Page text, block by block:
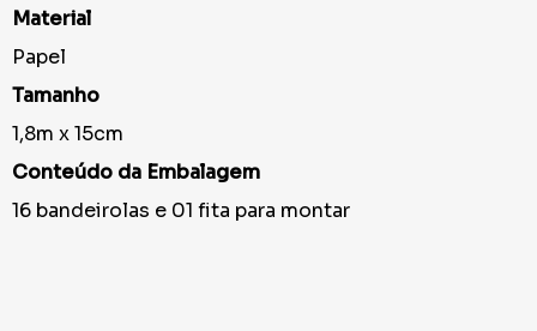
Material
Papel
Tamanho
1,8m x 15cm
Conteúdo da Embalagem
16 bandeirolas e 01 fita para montar